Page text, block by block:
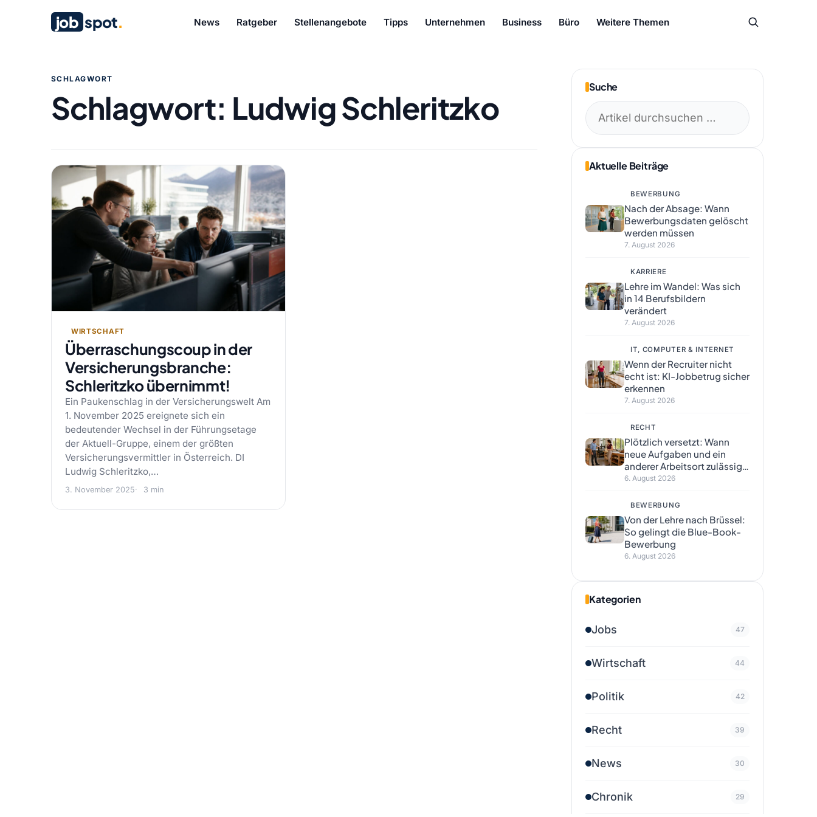
job spot. News Ratgeber Stellenangebote Tipps Unternehmen Business Büro Weitere Themen
SCHLAGWORT
Schlagwort: Ludwig Schleritzko
WIRTSCHAFT
Überraschungscoup in der
Versicherungsbranche:
Schleritzko übernimmt!
Ein Paukenschlag in der Versicherungswelt Am
1. November 2025 ereignete sich ein
bedeutender Wechsel in der Führungsetage
der Aktuell-Gruppe, einem der größten
Versicherungsvermittler in Österreich. DI
Ludwig Schleritzko,…
3. November 2025 3 min
Suche
Aktuelle Beiträge
BEWERBUNG
Nach der Absage: Wann
Bewerbungsdaten gelöscht
werden müssen
7. August 2026
KARRIERE
Lehre im Wandel: Was sich
in 14 Berufsbildern
verändert
7. August 2026
IT, COMPUTER & INTERNET
Wenn der Recruiter nicht
echt ist: KI-Jobbetrug sicher
erkennen
7. August 2026
RECHT
Plötzlich versetzt: Wann
neue Aufgaben und ein
anderer Arbeitsort zulässig
sind
6. August 2026
BEWERBUNG
Von der Lehre nach Brüssel:
So gelingt die Blue-Book-
Bewerbung
6. August 2026
Kategorien
Jobs 47
Wirtschaft 44
Politik 42
Recht 39
News 30
Chronik 29